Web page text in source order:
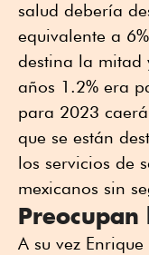
salud debería
equivalente a
destina la mitad
años 1.2% era
para 2023
que se están
los servicios de
mexicanos sin
Preocupan
A su vez